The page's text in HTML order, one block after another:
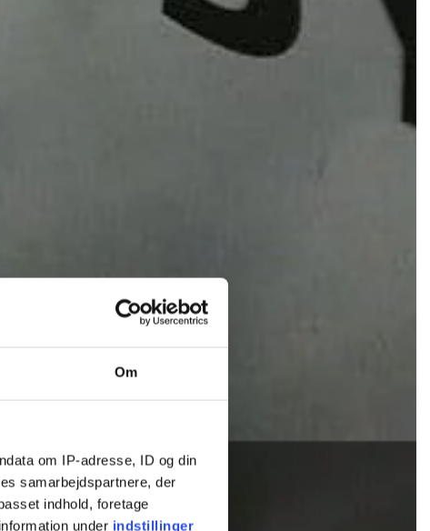
Om
om IP-adresse, ID og din
samarbejdspartnere, der
indhold, foretage
under indstillinger